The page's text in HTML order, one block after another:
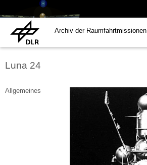
Archiv der Raumfahrtmissionen
Luna 24
Allgemeines